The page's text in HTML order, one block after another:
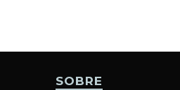
SOBRE